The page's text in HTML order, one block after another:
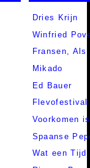
Dries Krijn
Winfried
Fransen,
Mikado
Ed Bauer
Flevofestival
Voorkomen
Spaanse
Wat een Tijd